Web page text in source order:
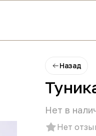
Назад
Нет в
Нет